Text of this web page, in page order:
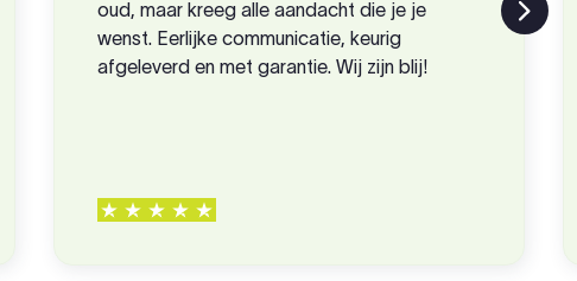
oud, maar kreeg alle aandacht die je je
wenst. Eerlijke communicatie, keurig
afgeleverd en met garantie. Wij zijn blij!